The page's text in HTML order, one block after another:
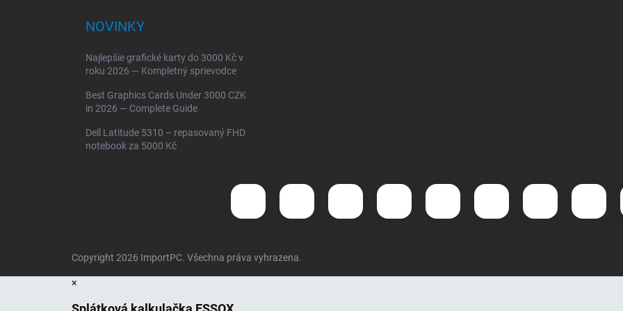
NOVINKY
Najlepšie grafické karty do 3000 Kč v
roku 2026 — Kompletný sprievodce
Best Graphics Cards Under 3000 CZK
in 2026 — Complete Guide
Dell Latitude 5310 – repasovaný FHD
notebook za 5000 Kč
Copyright 2026 ImportPC. Všechna práva vyhrazena.
×